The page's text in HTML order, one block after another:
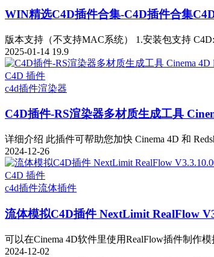
WIN精选C4D插件合集-C4D插件合集
版本支持（不支持MAC系统） 1.安装包支持
2025-01-14 19.9
C4D 插件
c4d插件渲染器
C4D插件-RS渲染器多材质生成工具
详细介绍 此插件可帮助您加快 Cinema 4D 和
2024-12-26
C4D 插件
c4d插件流体插件
流体模拟C4D插件 NextLimit RealFlow
可以在Cinema 4D软件里使用RealFlow插件制作
2024-12-02